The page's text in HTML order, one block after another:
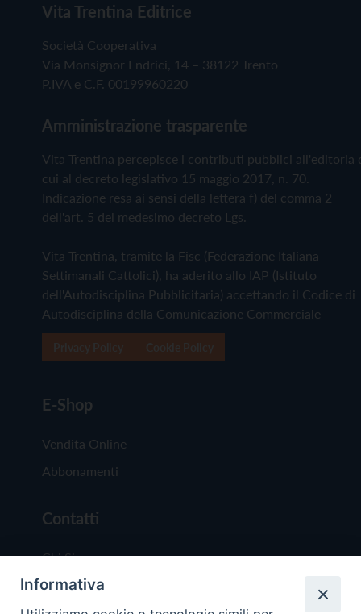
Vita Trentina Editrice
Società Cooperativa
Via Monsignor Endrici, 14 – 38122 Trento
P.IVA e C.F. 00199960220
Amministrazione trasparente
Vita Trentina percepisce i contributi pubblici all'editoria
cui al decreto legislativo 15 maggio 2017, n. 70.
Indicazione resa ai sensi della lettera f) del comma 2
dell'art. 5 del medesimo decreto Lgs.
Vita Trentina, tramite la Fisc (Federazione Italiana
Settimanali Cattolici), ha aderito allo IAP (Istituto
dell'Autodisciplina Pubblicitaria) accettando il Codice di
Autodisciplina della Comunicazione Commerciale
E-Shop
Vendita Online
Abbonamenti
Contatti
Chi Siamo
Redazione
Informativa